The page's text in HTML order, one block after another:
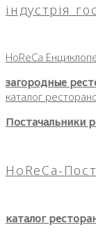
індустрія
HoReCa
загородные
каталог
Постачальники
HoReCa-
каталог